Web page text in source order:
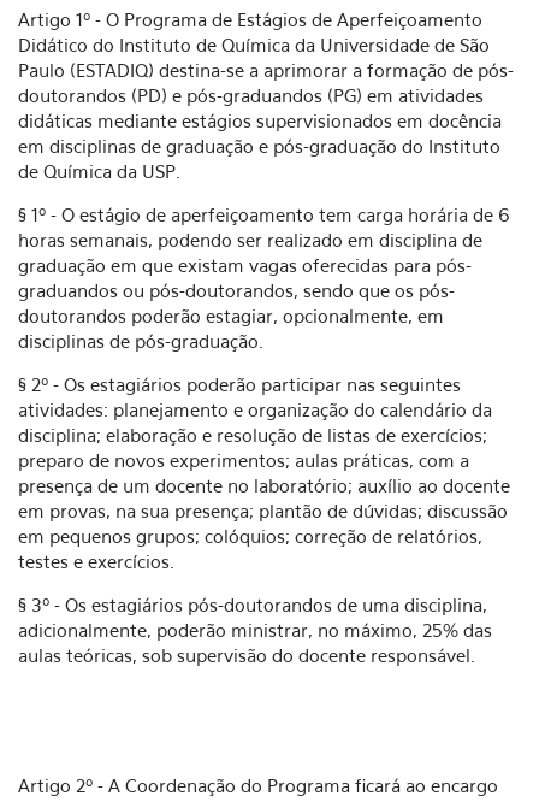
Artigo 1º - O Programa de Estágios de Aperfeiçoamento
Didático do Instituto de Química da Universidade de São
Paulo (ESTADIQ) destina-se a aprimorar a formação de pós-
doutorandos (PD) e pós-graduandos (PG) em atividades
didáticas mediante estágios supervisionados em docência
em disciplinas de graduação e pós-graduação do Instituto
de Química da USP.
§ 1º - O estágio de aperfeiçoamento tem carga horária de 6
horas semanais, podendo ser realizado em disciplina de
graduação em que existam vagas oferecidas para pós-
graduandos ou pós-doutorandos, sendo que os pós-
doutorandos poderão estagiar, opcionalmente, em
disciplinas de pós-graduação.
§ 2º - Os estagiários poderão participar nas seguintes
atividades: planejamento e organização do calendário da
disciplina; elaboração e resolução de listas de exercícios;
preparo de novos experimentos; aulas práticas, com a
presença de um docente no laboratório; auxílio ao docente
em provas, na sua presença; plantão de dúvidas; discussão
em pequenos grupos; colóquios; correção de relatórios,
testes e exercícios.
§ 3º - Os estagiários pós-doutorandos de uma disciplina,
adicionalmente, poderão ministrar, no máximo, 25% das
aulas teóricas, sob supervisão do docente responsável.
Artigo 2º - A Coordenação do Programa ficará ao encargo